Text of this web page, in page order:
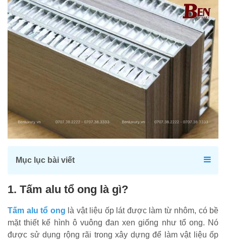
Mục lục bài viết
1. Tấm alu tổ ong là gì?
Tấm alu tổ ong là vật liệu ốp lát được làm từ nhôm, có bề
mặt thiết kế hình ô vuông đan xen giống như tổ ong. Nó
được sử dụng rộng rãi trong xây dựng để làm vật liệu ốp